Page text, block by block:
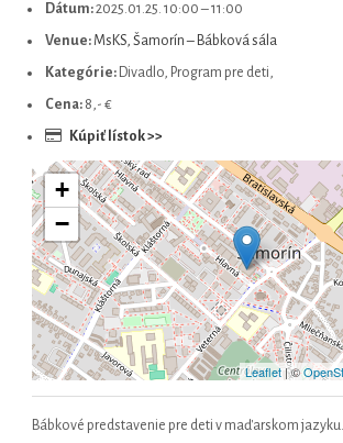
Dátum:2025.01.25. 10:00–11:00
Venue: MsKS, Šamorín – Bábková sála
Kategórie: Divadlo, Program pre deti,
Cena: 8,- €
Kúpiť lístok >>
+
−
Leaflet | ©
Bábkové predstavenie pre deti v maďarskom jazyku.